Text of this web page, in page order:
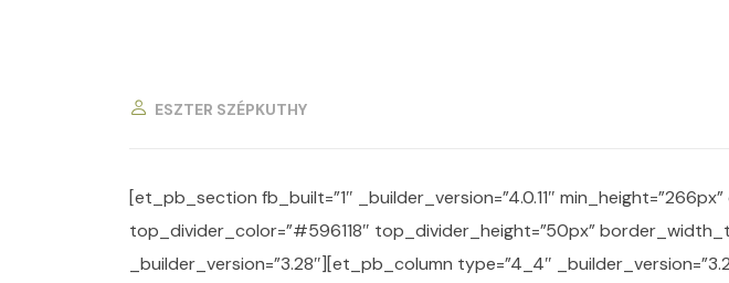
ESZTER SZÉPKUTHY
[et_pb_section fb_built=”1″ _builder_version=”4.0.11″
top_divider_color=”#596118″ top_divider_height=”50px”
_builder_version=”3.28″][et_pb_column type=”4_4″